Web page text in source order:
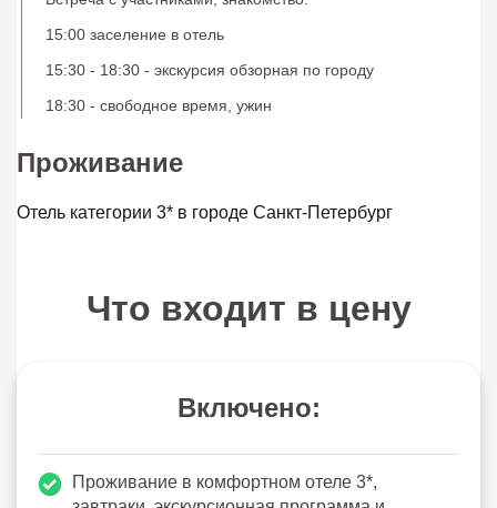
15:00 заселение в отель
15:30 - 18:30 - экскурсия обзорная по городу
18:30 - свободное время, ужин
Проживание
Отель категории 3* в городе Санкт-Петербург
Что входит в цену
Включено:
Проживание в комфортном отеле 3*,